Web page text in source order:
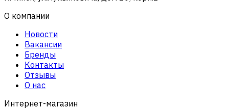
О компании
Новости
Вакансии
Бренды
Контакты
Отзывы
О нас
Интернет-магазин